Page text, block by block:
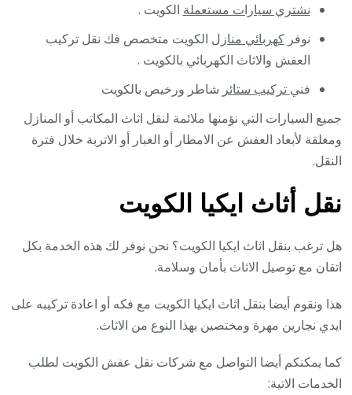
نشتري سيارات مستعملة الكويت .
نوفركهربائي منازل الكويت متخصص فك نقل تركيب
العفش والاثاث الكهربائي بالكويت .
فني تركيب ستائر شاطر ورخيص بالكويت
جميع السيارات التي نؤمنها ملائمة لنقل اثاث المكاتب أو المنازل
ومغلقة لأبعاد العفش عن الامطار أو الغبار أو الاتربة خلال فترة
النقل.
نقل أثاث ايكيا الكويت
هل ترغب بنقل اثاث ايكيا الكويت؟ نحن نوفر لك هذه الخدمة بكل
اتقان مع توصيل الاثاث بأمان وسلامة.
هذا ونقوم أيضا بنقل اثاث ايكيا الكويت مع فكه أو اعادة تركيبه على
ايدي نجارين مهرة ومختصين بهذا النوع من الاثاث.
كما يمكنكم أيضا التواصل مع شركات نقل عفش الكويت لطلب
الخدمات الاتية: